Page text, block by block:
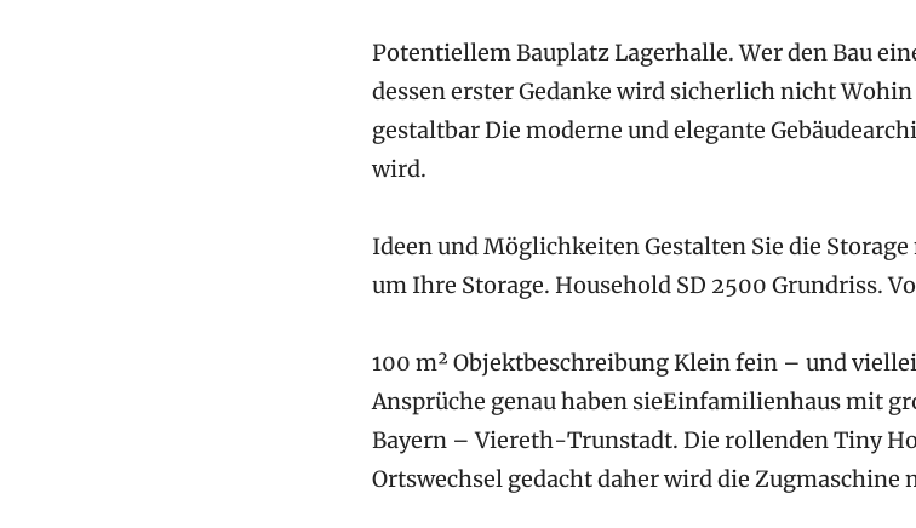
Potentiellem Bauplatz Lagerhalle. Wer den Bau
dessen erster Gedanke wird sicherlich nicht
gestaltbar Die moderne und elegante
wird.
Ideen und Möglichkeiten Gestalten Sie die
um Ihre Storage. Household SD 2500 Grundriss.
100 m² Objektbeschreibung Klein fein – und
Ansprüche genau haben sieEinfamilienhaus mit
Bayern – Viereth-Trunstadt. Die rollenden Tiny
Ortswechsel gedacht daher wird die Zugmaschine